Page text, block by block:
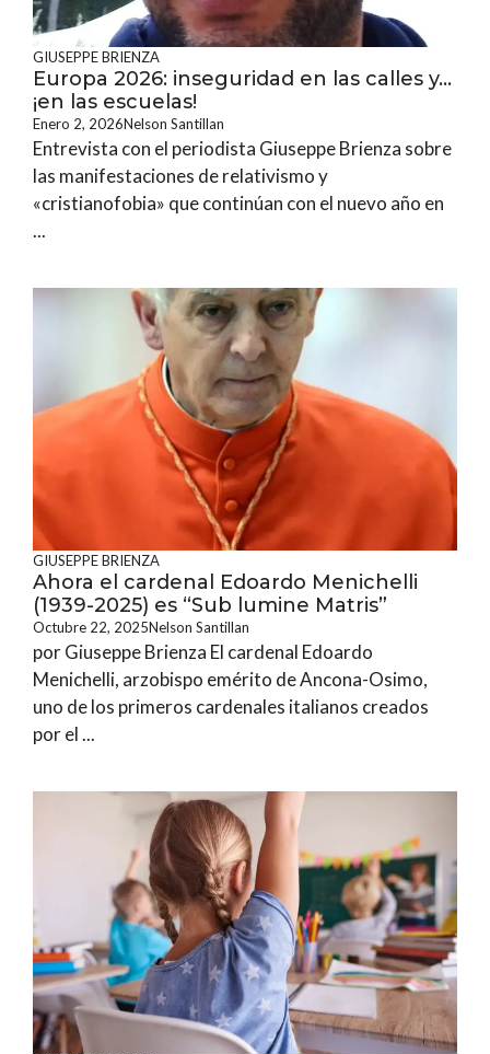
GIUSEPPE BRIENZA
Europa 2026: inseguridad en las calles y…
¡en las escuelas!
Enero 2, 2026Nelson Santillan
Entrevista con el periodista Giuseppe Brienza sobre
las manifestaciones de relativismo y
«cristianofobia» que continúan con el nuevo año en
...
GIUSEPPE BRIENZA
Ahora el cardenal Edoardo Menichelli
(1939-2025) es “Sub lumine Matris”
Octubre 22, 2025Nelson Santillan
por Giuseppe Brienza El cardenal Edoardo
Menichelli, arzobispo emérito de Ancona-Osimo,
uno de los primeros cardenales italianos creados
por el ...